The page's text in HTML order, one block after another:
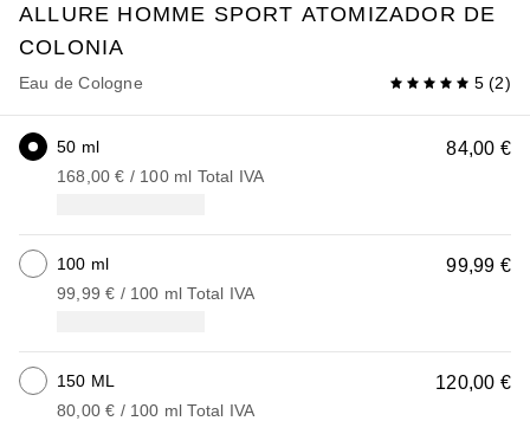
ALLURE HOMME SPORT ATOMIZADOR DE
COLONIA
Eau de Cologne 5 (2)
84,00 €
50 ml
168,00 € / 100 ml Total IVA
99,99 €
100 ml
99,99 € / 100 ml Total IVA
120,00 €
150 ML
80,00 € / 100 ml Total IVA